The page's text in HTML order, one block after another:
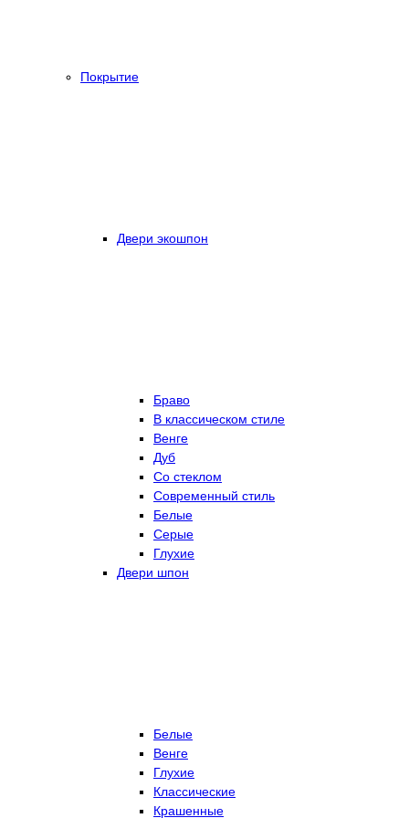
Покрытие
Двери экошпон
Браво
В классическом стиле
Венге
Дуб
Со стеклом
Современный стиль
Белые
Серые
Глухие
Двери шпон
Белые
Венге
Глухие
Классические
Крашенные